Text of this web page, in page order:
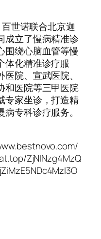
世诺联合北京迦
成立了慢病精准诊
围绕心脑血管等慢
体化精准诊疗服
院、宣武医院、
和医院等三甲医院
专家坐诊，打造精
专科诊疗服务。
ZjNlNzg4MzQ